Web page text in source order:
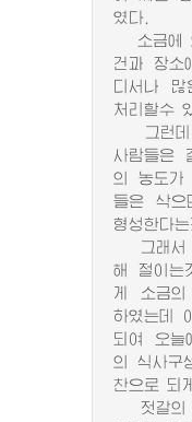
였다.
소금에
건과 장소
디서나
처리할수
그런데
사람들은
의 농도가
들은 삭으
형성한다
그래서
해 절이는
게 소금
하였는데
되여 오늘
의 식사구
찬으로 되
젓갈의